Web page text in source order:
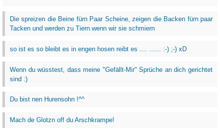
Die spreizen die Beine fürn Paar Scheine, zeigen die Backen fürn paar
Tacken und werden zu Tiern wenn wir sie schmiern
so ist es so bleibt es in engen hosen reibt es .... ...... :-) ;-) xD
Wenn du wüsstest, dass meine "Gefällt-Mir" Sprüche an dich gerichtet
sind :)
Du bist nen Hurensohn !^^
Mach de Glotzn off du Arschkrampe!